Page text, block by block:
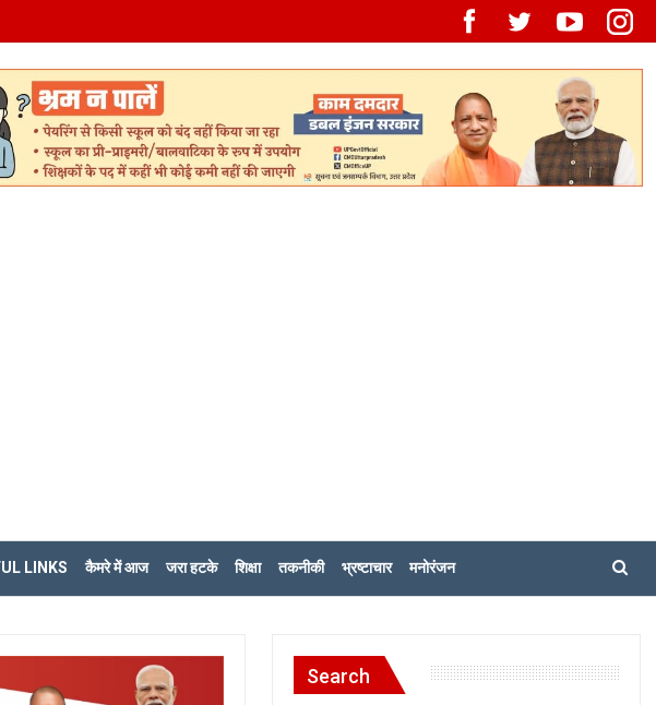
LINKS कैमरे में आज जरा हटके शिक्षा तकनीकी भ्रष्टाचार मनोरंजन
Search